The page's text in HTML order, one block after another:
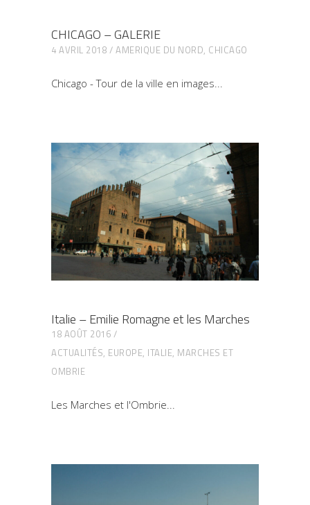
CHICAGO – GALERIE
4 AVRIL 2018 AMERIQUE DU NORD, CHICAGO
Chicago - Tour de la ville en images
Italie – Emilie Romagne et les Marches
18 AOÛT 2016
ACTUALITÉS, EUROPE, ITALIE, MARCHES ET
OMBRIE
Les Marches et l'Ombrie